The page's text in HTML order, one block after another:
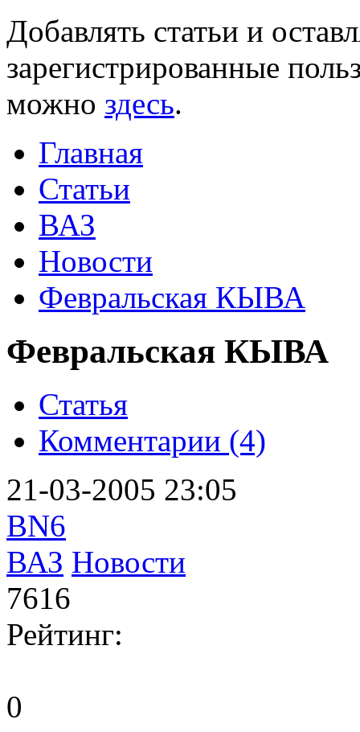
Добавлять статьи и
зарегистрированные
можно здесь.
Главная
Статьи
ВАЗ
Новости
Февральская КЫВА
Февральская КЫВА
Статья
Комментарии (4)
21-03-2005 23:05
BN6
ВАЗ Новости
7616
Рейтинг:
0